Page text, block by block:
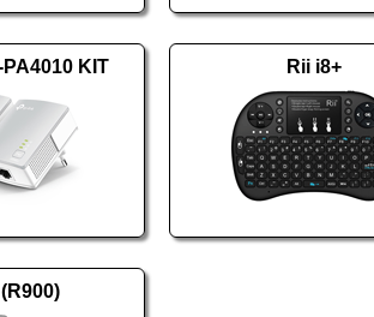
KIT Rii i8+